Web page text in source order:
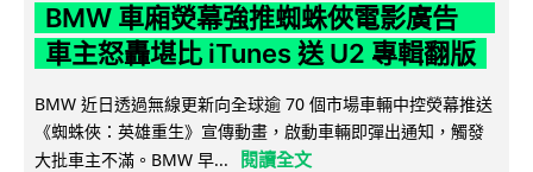
BMW 車廂熒幕強推蜘蛛俠電影廣告
車主怒轟堪比 iTunes 送 U2 專輯翻版
BMW 近日透過無線更新向全球逾 70 個市場車輛中控熒幕推送
《蜘蛛俠：英雄重生》宣傳動畫，啟動車輛即彈出通知，觸發
大批車主不滿。BMW 早...
閱讀全文